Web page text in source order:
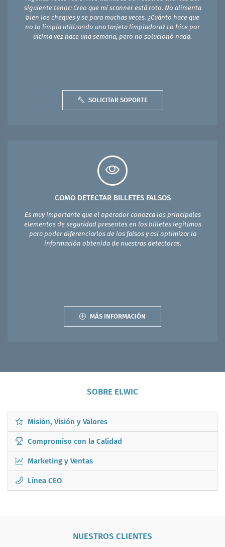
siguiente tenor: Creo que mi scanner está roto. No alimenta
bien los cheques y se para muchas veces. ¿Cuánto hace que
no lo limpia utilizando una tarjeta limpiadora? Lo hice por
última vez hace una semana, pero no solucionó nada.
SOLICITAR SOPORTE
COMO DETECTAR BILLETES FALSOS
Es muy importante que el operador conozca los principales
elementos de seguridad presentes en los billetes legítimos
para poder diferenciarlos de los falsos y asi optimizar la
información obtenida de nuestras detectoras.
MÁS INFORMACIÓN
SOBRE ELWIC
Misión, Visión y Valores
Compromiso con la Calidad
Marketing y Ventas
Línea CEO
NUESTROS CLIENTES